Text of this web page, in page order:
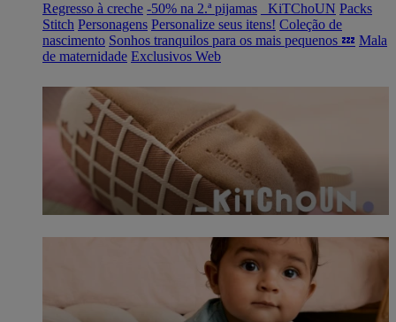
Regresso à creche -50% na 2.ª pijamas _KiTChoUN Packs
Stitch Personagens Personalize seus itens! Coleção de
nascimento Sonhos tranquilos para os mais pequenos 💤 Mala
de maternidade Exclusivos Web